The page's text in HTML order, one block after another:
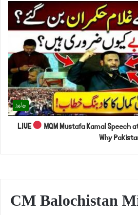
ویڈیوز
LIVE
MQM Mustafa Kamal Speech
Why